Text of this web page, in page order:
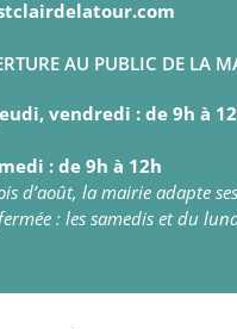
AU PUBLIC DE LA
vendredi : de 9h à
: de 9h à 12h
d’août, la mairie adapte
: les samedis et du